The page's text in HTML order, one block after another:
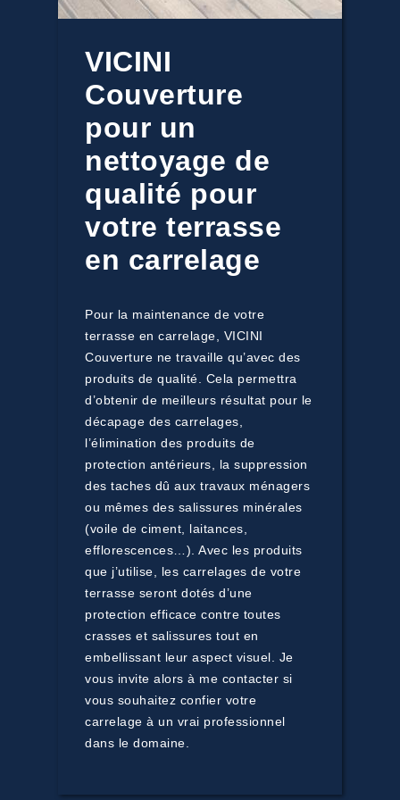
VICINI
Couverture
pour un
nettoyage de
qualité pour
votre terrasse
en carrelage
Pour la maintenance de votre
terrasse en carrelage, VICINI
Couverture ne travaille qu’avec des
produits de qualité. Cela permettra
d’obtenir de meilleurs résultat pour le
décapage des carrelages,
l’élimination des produits de
protection antérieurs, la suppression
des taches dû aux travaux ménagers
ou mêmes des salissures minérales
(voile de ciment, laitances,
efflorescences…). Avec les produits
que j’utilise, les carrelages de votre
terrasse seront dotés d’une
protection efficace contre toutes
crasses et salissures tout en
embellissant leur aspect visuel. Je
vous invite alors à me contacter si
vous souhaitez confier votre
carrelage à un vrai professionnel
dans le domaine.